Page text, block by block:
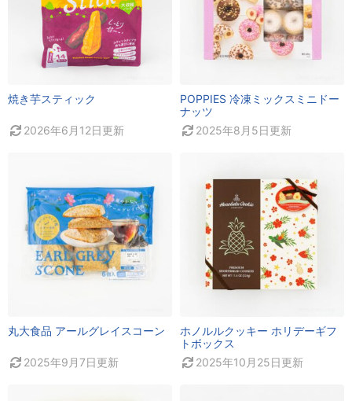
焼き芋スティック
2026年6月12日更新
POPPIES 冷凍ミックスミニドー
ナッツ
2025年8月5日更新
丸大食品 アールグレイスコーン
2025年9月7日更新
ホノルルクッキー ホリデーギフ
トボックス
2025年10月25日更新